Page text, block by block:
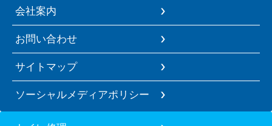
会社案内
お問い合わせ
サイトマップ
ソーシャルメディアポリシー